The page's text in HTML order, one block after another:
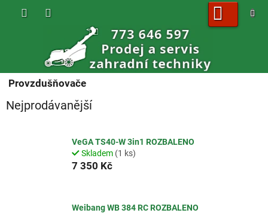
NÁKUPNÍ
Provzdušňovače
Nejprodávanější
VeGA TS40-W 3in1 ROZBALENO
Skladem (1 ks)
7 350 Kč
Weibang WB 384 RC ROZBALENO